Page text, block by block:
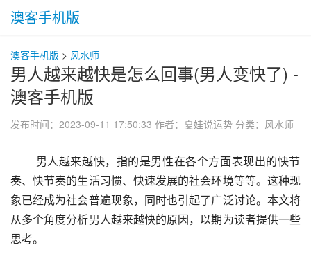
澳客手机版
澳客手机版 > 风水师
男人越来越快是怎么回事(男人变快了) -
澳客手机版
发布时间：2023-09-11 17:50:33 作者：夏娃说运势 分类： 风水师
奏、快节奏的生活习惯、快速发展的社会环境等等。这种现
象已经成为社会普遍现象，同时也引起了广泛讨论。本文将
从多个角度分析男人越来越快的原因，以期为读者提供一些
思考。